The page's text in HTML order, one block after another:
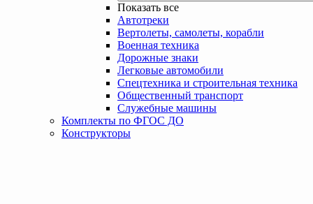
Показать все
Автотреки
Вертолеты, самолеты, корабли
Военная техника
Дорожные знаки
Легковые автомобили
Спецтехника и строительная техника
Общественный транспорт
Служебные машины
Комплекты по ФГОС ДО
Конструкторы